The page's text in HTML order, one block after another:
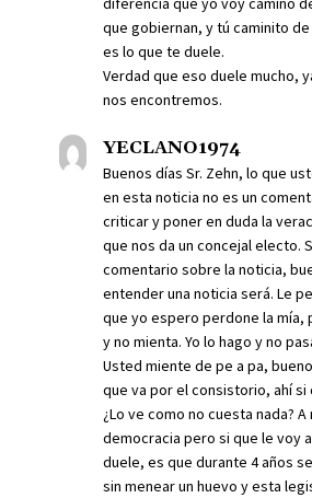
que gobiernan, y tú caminito
es lo que te duele.
Verdad que eso duele mucho,
nos encontremos.
YECLANO1974
Buenos días Sr. Zehn, lo que
en esta noticia no es un
criticar y poner en duda la
que nos da un concejal electo.
comentario sobre la noticia,
entender una noticia será. Le
que yo espero perdone la mía,
y no mienta. Yo lo hago y no
Usted miente de pe a pa,
que va por el consistorio, ahí si
¿Lo ve como no cuesta nada?
democracia pero si que le voy
duele, es que durante 4 años
sin menear un huevo y esta